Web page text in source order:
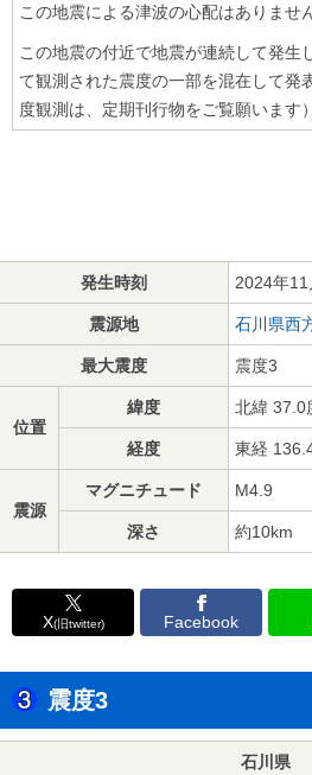
この地震による津波の心配はありませ
この地震の付近で地震が連続して発生
て観測された震度の一部を混在して発
度観測は、定期刊行物をご覧願います
発生時刻 2024年
震源地 石川県西
最大震度 震度3
位置
緯度 北緯 37.0
経度 東経
震源
マグニチュード M4.9
深さ 約10km
X(旧twitter) Facebook
震度3
石川県